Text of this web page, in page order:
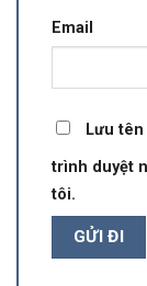
Email
Lưu
trình duyệt
tôi.